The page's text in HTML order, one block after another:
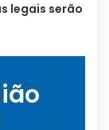
legais serão